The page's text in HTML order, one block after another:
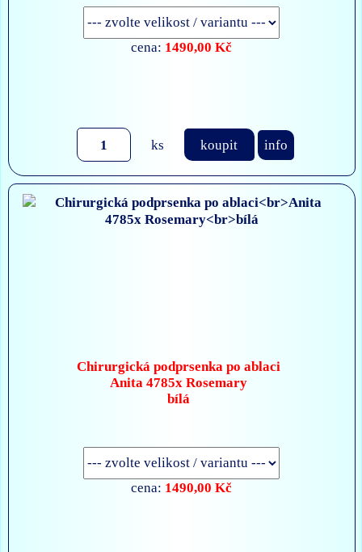
cena: 1490,00 Kč
ks koupit info
Chirurgická podprsenka po ablaci
Anita 4785x Rosemary
bílá
cena: 1490,00 Kč